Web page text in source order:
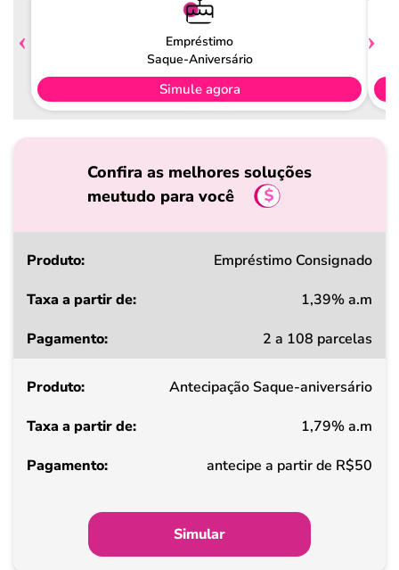
Empréstimo
Saque-Aniversário
Simule agora
Confira as melhores soluções
meutudo para você
Produto
a
de
Pagamento
Empréstimo Consignado
1,39% a.m
2 a 108 parcelas
Antecipação Saque-aniversário
1,79% a.m
antecipe a partir de R$50
Simular